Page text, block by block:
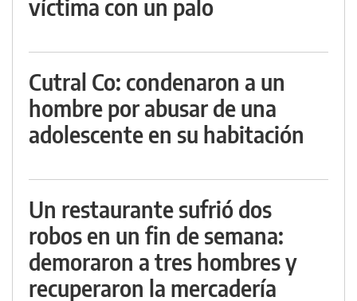
víctima con un palo
Cutral Co: condenaron a un
hombre por abusar de una
adolescente en su habitación
Un restaurante sufrió dos
robos en un fin de semana:
demoraron a tres hombres y
recuperaron la mercadería